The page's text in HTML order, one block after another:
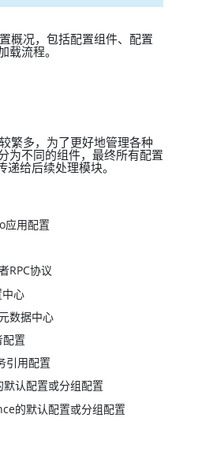
概况，包括配置组件、配置
载流程。
繁多，为了更好地管理各种
为不同的组件，最终所有配置
给后续处理模块。
用配置
RPC协议
心
数据中心
置
引用配置
认配置或分组配置
的默认配置或分组配置